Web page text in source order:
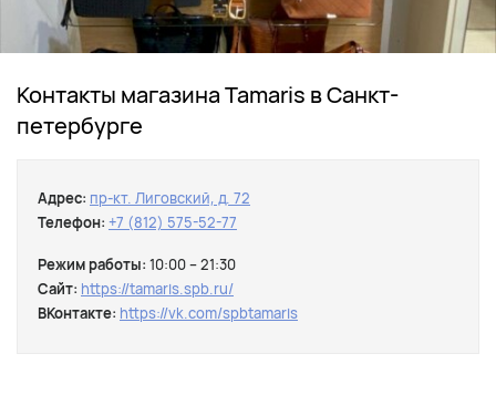
Контакты магазина Tamaris в Санкт-
петербурге
Адрес: пр-кт. Лиговский, д. 72
Телефон: +7 (812) 575-52-77
Режим работы: 10:00 – 21:30
Сайт: https://tamaris.spb.ru/
ВКонтакте: https://vk.com/spbtamaris